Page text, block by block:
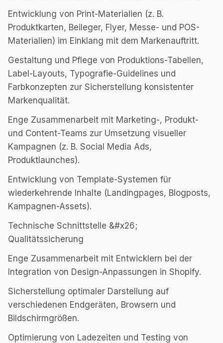
Entwicklung von Print-Materialien (z. B.
Produktkarten, Beileger, Flyer, Messe- und POS-
Materialien) im Einklang mit dem Markenauftritt.
Gestaltung und Pflege von Produktions-Tabellen,
Label-Layouts, Typografie-Guidelines und
Farbkonzepten zur Sicherstellung konsistenter
Markenqualität.
Enge Zusammenarbeit mit Marketing-, Produkt-
und Content-Teams zur Umsetzung visueller
Kampagnen (z. B. Social Media Ads,
Produktlaunches).
Entwicklung von Template-Systemen für
wiederkehrende Inhalte (Landingpages, Blogposts,
Kampagnen-Assets).
Technische Schnittstelle &#x26;
Qualitätssicherung
Enge Zusammenarbeit mit Entwicklern bei der
Integration von Design-Anpassungen in Shopify.
Sicherstellung optimaler Darstellung auf
verschiedenen Endgeräten, Browsern und
Bildschirmgrößen.
Optimierung von Ladezeiten und Testing von